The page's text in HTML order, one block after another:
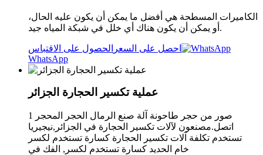
الكاميرات المسطحة هي أفضل ما يمكن أن يكون عليه الحال،
أو يمكن أن يكون هناك أي خلل في شبكة المياه جيد.
احصل على السعر الحصول على الاقتباس
WhatsApp
عملية تكسير الحجارة الجزائر
صور من حجر طاحونة آلة صنع الرمال الحجر المحجر 1
اتصل.مصنعون لآلات تكسير الحجارة في الجزائر,نيجيريا
تستخدم تكلفة آلات تكسير الحجارة كسارة تستخدم لكسر
خام الحديد كسارة تستخدم لكسر, الفك في